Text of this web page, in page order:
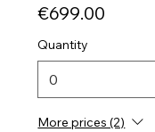
€699.00
Quantity
More prices (2)